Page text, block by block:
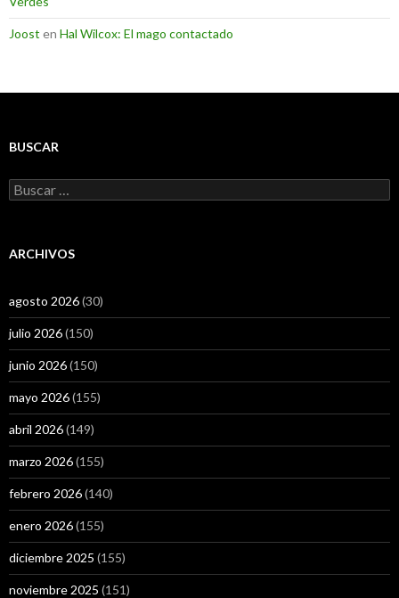
Joost en Hal Wilcox: El mago contactado
BUSCAR
Buscar:
ARCHIVOS
agosto 2026(30)
julio 2026(150)
junio 2026(150)
mayo 2026(155)
abril 2026(149)
marzo 2026(155)
febrero 2026(140)
enero 2026(155)
diciembre 2025 (155)
noviembre 2025 (151)